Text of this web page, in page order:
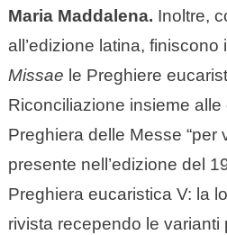
Maria Maddalena. Inoltre,
all’edizione latina, finiscono
Missae le Preghiere
Riconciliazione insieme
Preghiera delle Messe “per
presente nell’edizione del
Preghiera eucaristica V: la
rivista recependo le varianti